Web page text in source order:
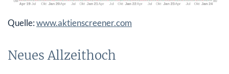
Quelle:www.aktienscreener.com
Neues Allzeithoch